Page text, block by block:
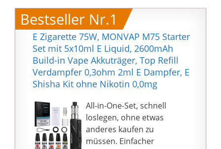
Bestseller Nr.1
E Zigarette 75W, MONVAP M75 Starter
Set mit 5x10ml E Liquid, 2600mAh
Build-in Vape Akkuträger, Top Refill
Verdampfer 0,3ohm 2ml E Dampfer, E
Shisha Kit ohne Nikotin 0,0mg
All-in-One-Set, schnell
loslegen, ohne etwas
anderes kaufen zu
müssen. Einfacher